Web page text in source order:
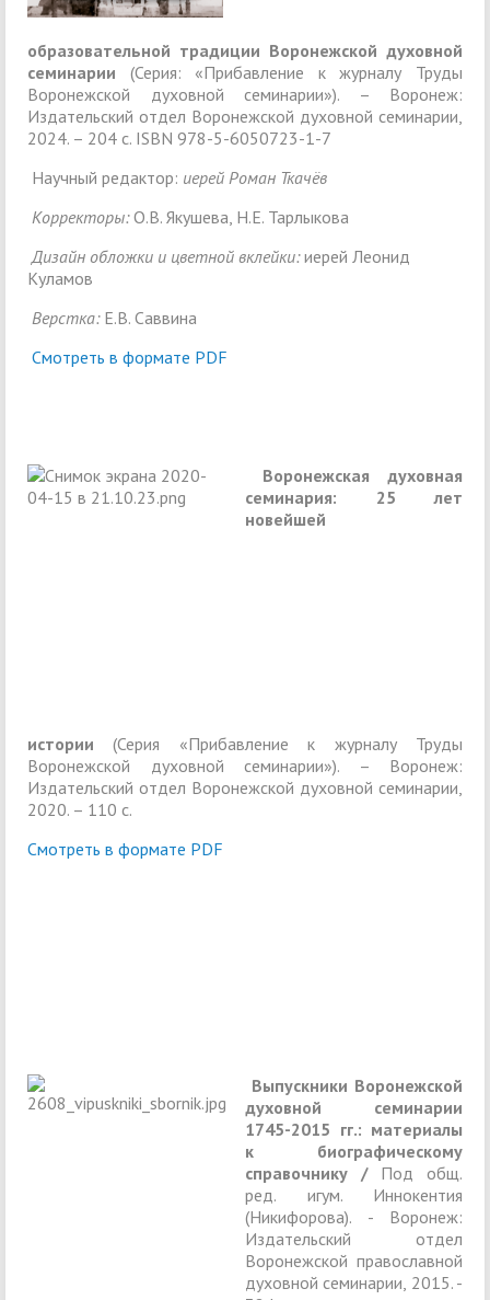
образовательной традиции Воронежской духовной
семинарии (Серия: «Прибавление к журналу Труды
Воронежской духовной семинарии»). – Воронеж:
Издательский отдел Воронежской духовной семинарии,
2024. – 204 с. ISBN 978-5-6050723-1-7
Научный редактор: иерей Роман Ткачёв
Корректоры:О.В. Якушева, Н.Е. Тарлыкова
Дизайн обложки и цветной вклейки:иерей Леонид
Куламов
Верстка:Е.В. Саввина
Смотреть в формате PDF
Воронежская духовная
семинария: 25 лет
новейшей
истории (Серия «Прибавление к журналу Труды
Воронежской духовной семинарии»). – Воронеж:
Издательский отдел Воронежской духовной семинарии,
2020. – 110 с.
Смотреть в формате PDF
Выпускники Воронежской
духовной семинарии
1745-2015 гг.: материалы
к биографическому
справочнику /Под общ.
ред. игум. Иннокентия
(Никифорова). - Воронеж:
Издательский отдел
Воронежской православной
духовной семинарии, 2015. -